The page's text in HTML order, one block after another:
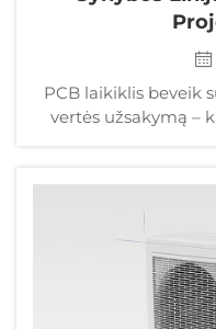
PCB laikiklis beveik
vertės užsakymą –
Vakarų prekės
premium prekės
gamybą moka